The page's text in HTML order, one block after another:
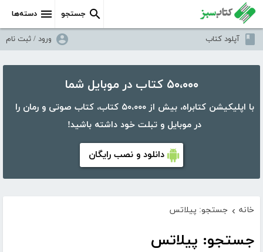
دسته‌ها جستجو
آپلود کتاب ورود / ثبت نام
۵۰،۰۰۰ کتاب در موبایل شما
با اپلیکیشن کتابراه، بیش از ۵۰،۰۰۰ کتاب، کتاب صوتی و رمان را
در موبایل و تبلت خود داشته باشید!
دانلود و نصب رایگان
خانه › جستجو: پیلاتس
جستجو: پیلاتس